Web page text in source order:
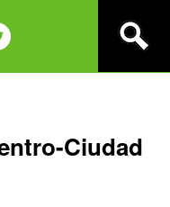
Ciudad